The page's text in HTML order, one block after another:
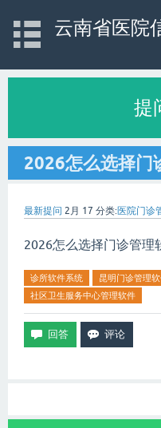
云南省医院
提
2026怎么选择门
最新提问 2月 17 分类:医院门诊
2026怎么选择门诊管理
诊所软件系统 昆明门诊管理
社区卫生服务中心管理软件